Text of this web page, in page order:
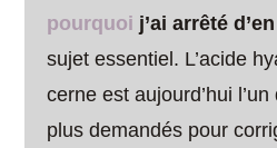
pourquoi j’ai arrêté
sujet essentiel. L’acide
cerne est aujourd’hui
plus demandés pour